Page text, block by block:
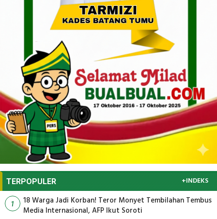
TERPOPULER +INDEKS
1
18 Warga Jadi Korban! Teror Monyet Tembilahan Tembus
Media Internasional, AFP Ikut Soroti